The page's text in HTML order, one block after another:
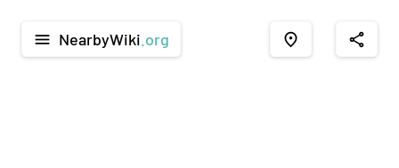
menu NearbyWiki .org place share